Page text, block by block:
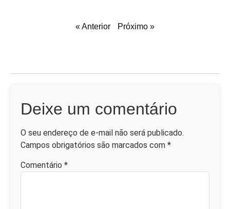
« Anterior Próximo »
Deixe um comentário
O seu endereço de e-mail não será publicado.
Campos obrigatórios são marcados com *
Comentário *